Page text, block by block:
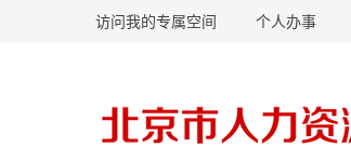
访问我的专属空间 个人办事